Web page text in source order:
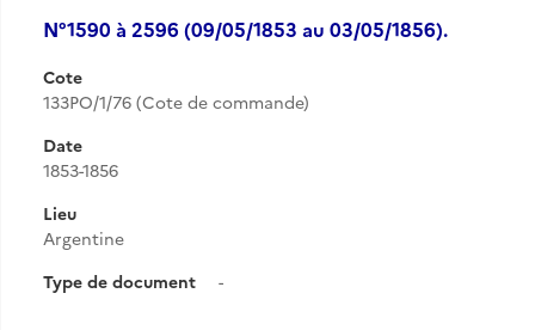
N°1590 à 2596 (09/05/1853 au 03/05/1856).
Cote
133PO/1/76 (Cote de commande)
Date
1853-1856
Lieu
Argentine
Type de document
-